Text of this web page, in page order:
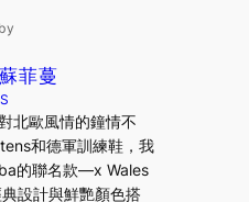
by
菲蔓
北歐風情的鐘情不
和德軍訓練鞋，我
的聯名款—x Wales
設計與鮮艷顏色搭